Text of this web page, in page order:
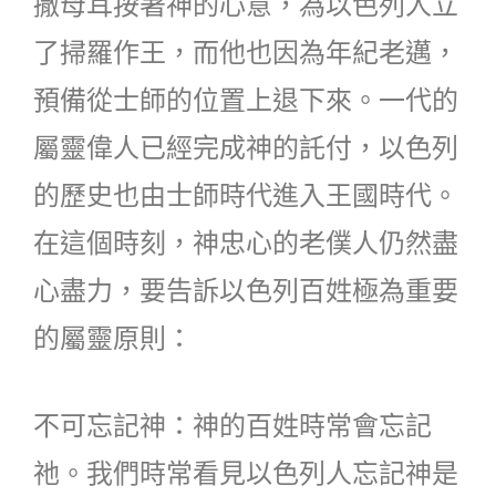
了掃羅作王，而他也因為年紀老邁，
預備從士師的位置上退下來。一代的
屬靈偉人已經完成神的託付，以色列
的歷史也由士師時代進入王國時代。
在這個時刻，神忠心的老僕人仍然盡
心盡力，要告訴以色列百姓極為重要
的屬靈原則：
不可忘記神：神的百姓時常會忘記
祂。我們時常看見以色列人忘記神是